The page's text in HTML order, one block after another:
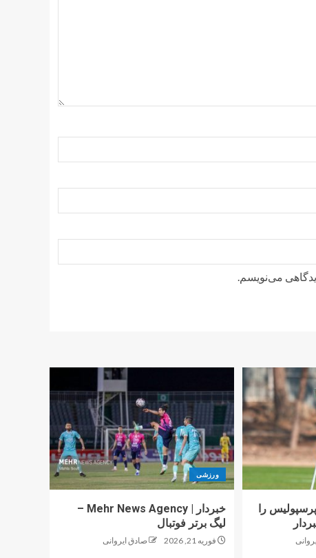
می‌نویسم.
را
ورزشی
خبردار | Mehr News Agency –
لیگ برتر فوتبال
فوریه 21, 2026 صادق ایروانی